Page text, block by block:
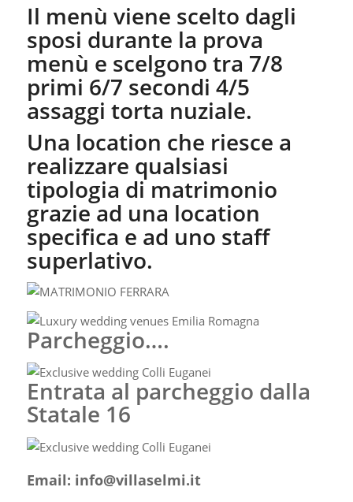
Il menù viene scelto dagli
sposi durante la prova
menù e scelgono tra 7/8
primi 6/7 secondi 4/5
assaggi torta nuziale.
Una location che riesce a
realizzare qualsiasi
tipologia di matrimonio
grazie ad una location
specifica e ad uno staff
superlativo.
Parcheggio….
Entrata al parcheggio dalla
Statale 16
Email: info@villaselmi.it